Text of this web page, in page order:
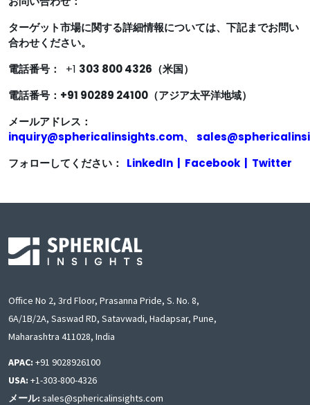
ターゲット市場に関する詳細情報については、下記までお問い
合わせください。
電話番号：
+1 303 800 4326（米国）
電話番号：+91 90289 24100（アジア太平洋地域）
メールアドレス：
inquiry@sphericalinsights.com、
フォローしてください： LinkedIn Facebook Twitter
Office No 2, 3rd Floor, Prasanna Pride, S. No. 8,
6A/1B/2A, Saswad RD, Satavwadi, Hadapsar, Pune,
Maharashtra 411028, India
APAC: +91 9028926100
USA: +1-303-800-4326
メール: sales@sphericalinsights.com